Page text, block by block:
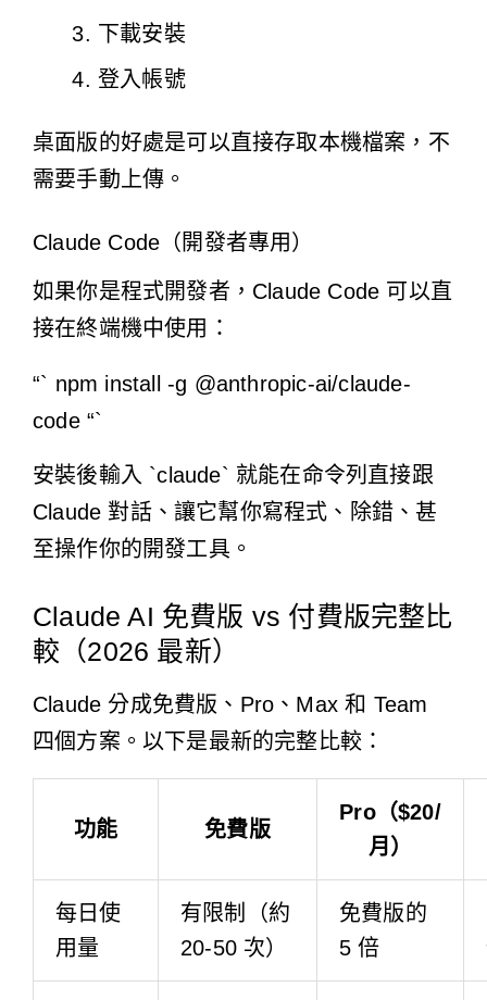
下載安裝
登入帳號
桌面版的好處是可以直接存取本機檔案，不
需要手動上傳。
Claude Code（開發者專用）
如果你是程式開發者，Claude Code 可以直
接在終端機中使用：
“` npm install -g @anthropic-ai/claude-
code “`
安裝後輸入 `claude` 就能在命令列直接跟
Claude 對話、讓它幫你寫程式、除錯、甚
至操作你的開發工具。
Claude AI 免費版 vs 付費版完整比
較（2026 最新）
Claude 分成免費版、Pro、Max 和 Team
四個方案。以下是最新的完整比較：
功能 免費版
Pro（$20/
月）
每日使
用量
有限制（約
20-50 次）
免費版的
5 倍